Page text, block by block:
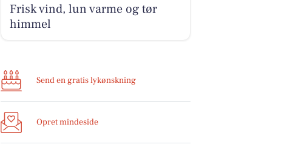
Frisk vind, lun varme og tør
himmel
Send en gratis lykønskning
Opret mindeside